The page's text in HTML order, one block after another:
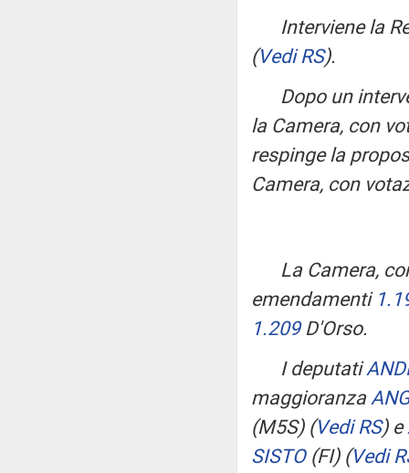
Interviene la
(Vedi RS).
Dopo un
la Camera, con
respinge la
Camera, con
La Camera,
emendamenti
1.209D'Orso.
I deputati
maggioranza
(M5S) (Vedi RS)e
SISTO(FI) (Vedi